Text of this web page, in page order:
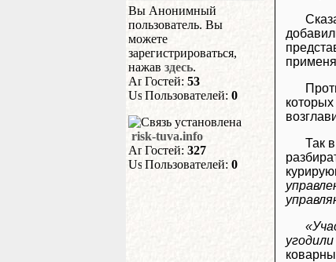
Вы Анонимный
пользователь. Вы
можете
зарегистрироваться,
нажав здесь.
Гостей: 53
Пользователей: 0
risk-tuva.info
Гостей: 327
Пользователей: 0
Так